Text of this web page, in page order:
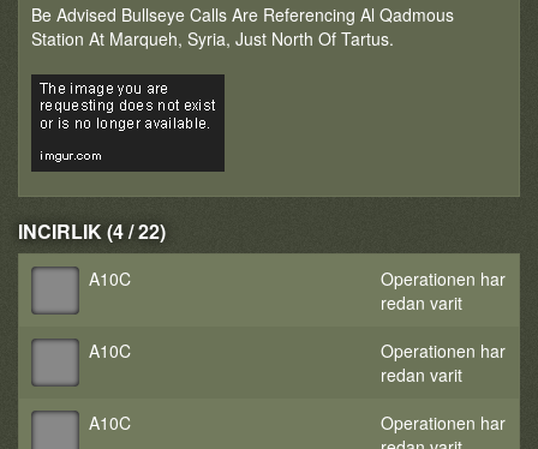
Be Advised Bullseye Calls Are Referencing Al Qadmous
Station At Marqueh, Syria, Just North Of Tartus.
INCIRLIK (4 / 22)
A10C
Operationen har
redan varit
A10C
Operationen har
redan varit
A10C
Operationen har